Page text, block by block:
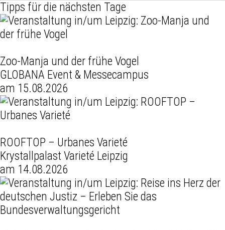
Tipps für die nächsten Tage
Zoo-Manja und der frühe Vogel
GLOBANA Event & Messecampus
am 15.08.2026
ROOFTOP – Urbanes Varieté
Krystallpalast Varieté Leipzig
am 14.08.2026